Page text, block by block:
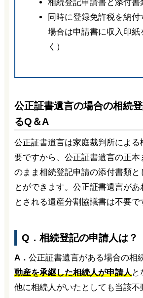
相続登記申請書と添付書
同時に登録免許税を納
場合は申請書に収入印紙
く）
公正証書遺言の場合の相続
るQ＆A
公正証書遺言は家庭裁判所による
要ですから、公正証書遺言の正本
のまま相続登記申請の添付書類と
とができます。公正証書遺言が
とされる遺産分割協議書は不要で
Q．相続登記の申請人は？
A． 公正証書遺言がある場合の相
動産を承継した相続人が申請人と
他に相続人がいたとしても当該不